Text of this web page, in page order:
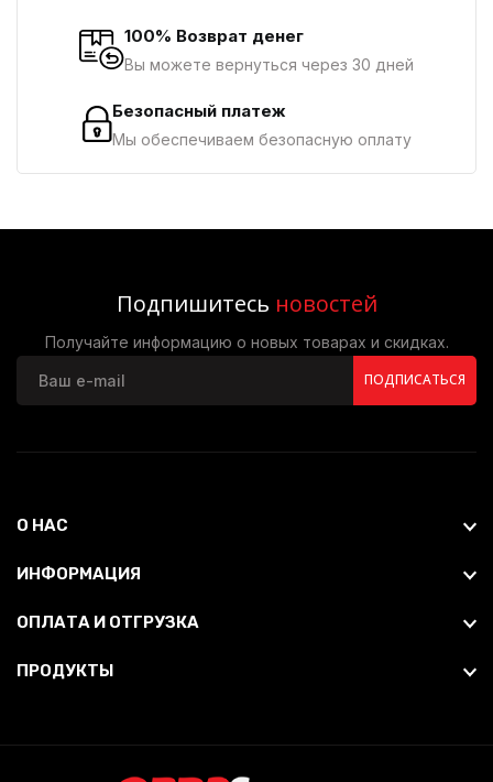
100% Возврат денег
Вы можете вернуться через 30 дней
Безопасный платеж
Мы обеспечиваем безопасную оплату
Подпишитесь новостей
Получайте информацию о новых товарах и скидках.
ПОДПИСАТЬСЯ
О НАС
ИНФОРМАЦИЯ
ОПЛАТА И ОТГРУЗКА
ПРОДУКТЫ